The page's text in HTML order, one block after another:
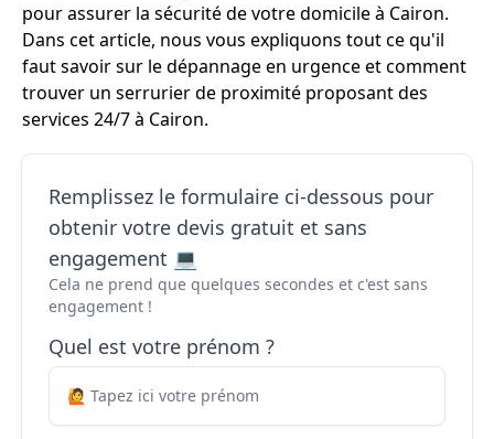
pour assurer la sécurité de votre domicile à Cairon.
Dans cet article, nous vous expliquons tout ce qu'il
faut savoir sur le dépannage en urgence et comment
trouver un serrurier de proximité proposant des
services 24/7 à Cairon.
Remplissez le formulaire ci-dessous pour
obtenir votre devis gratuit et sans
engagement 💻
Cela ne prend que quelques secondes et c'est sans
engagement !
Quel est votre prénom ?